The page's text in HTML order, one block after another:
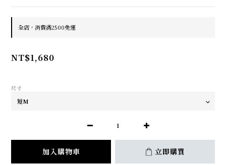
全店，消費滿2500免運
NT$1,680
尺寸
加入購物車 立即購買